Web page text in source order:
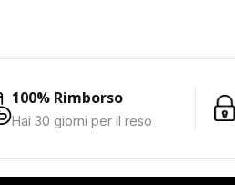
100% Rimborso
Hai 30 giorni per il reso